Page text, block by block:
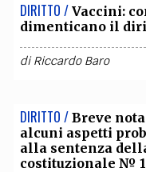
DIRITTO / Vaccini:
dimenticano il
diRiccardo Baro
DIRITTO / Breve
alcuni aspetti
alla sentenza
costituzionale №